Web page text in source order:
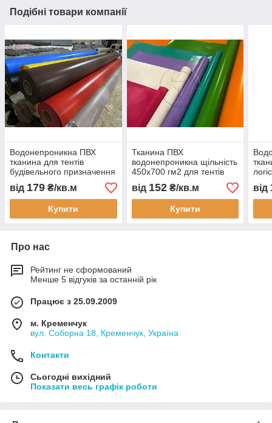
Подібні товари компанії
Водонепроникна ПВХ
тканина для тентів
будівельного призначення
укривний матеріал для
сіна зерна соломи
деревини і будматеріалів
від 179 ₴/кв.м
Купити
Тканина ПВХ
водонепроникна щільність
450х700 гм2 для тентів
ангари навіси маркізи
автотенти гермомішки
покриття спортивні мати
від 152₴/кв.м
Купити
від
Про нас
Рейтинг не сформований
Менше 5 відгуків за останній рік
Працює з 25.09.2009
м. Кременчук
вул. Соборна 18, Кременчук, Україна
Контакти
Сьогодні вихідний
Показати весь графік роботи